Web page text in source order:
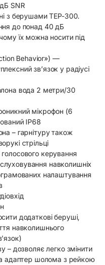
SNR
з берушами TEP-300.
до понад 40 дБ
їх можна носити під
Behavior») —
зв’язок у радіусі
вода 2 метри/30
мікрофон (6
IP68
– гарнітуру також
стрільці
керування
навколишніх
налаштування
додаткові беруші,
навколишнього
– дозволяє легко змінити
адаптер шолома з рейкою